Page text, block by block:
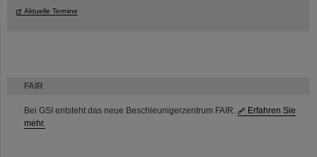
FAIR
Bei GSI entsteht das neue Beschleunigerzentrum FAIR.
Erfahren Sie
mehr.
Aktuelle Termine